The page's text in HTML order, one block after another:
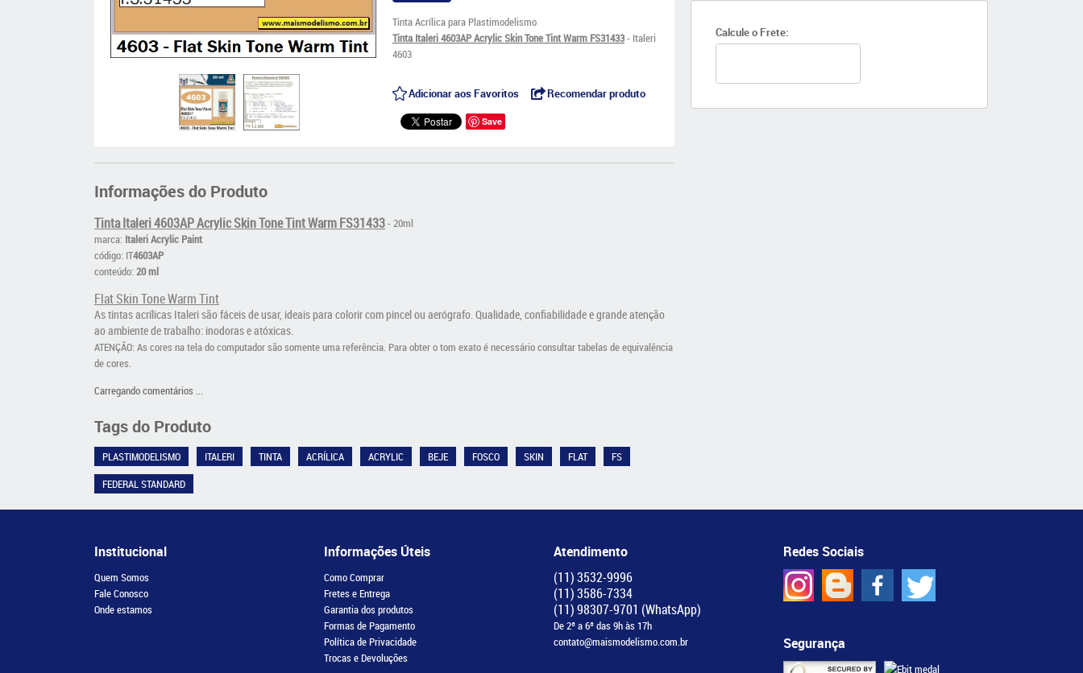
Tinta Acrílica para Plastimodelismo
Tinta Italeri 4603AP Acrylic Skin Tone Tint Warm FS31433- Italeri
4603
Adicionar aos Favoritos Recomendar produto
Save
Calcule o Frete:
Informações do Produto
Tinta Italeri 4603AP Acrylic Skin Tone Tint Warm FS31433- 20ml
marca: Italeri Acrylic Paint
código: IT4603AP
conteúdo: 20 ml
Flat Skin Tone Warm Tint
As tintas acrílicas Italeri são fáceis de usar, ideais para colorir com pincel ou aerógrafo. Qualidade, confiabilidade e grande atenção
ao ambiente de trabalho: inodoras e atóxicas.
ATENÇÃO: As cores na tela do computador são somente uma referência. Para obter o tom exato é necessário consultar tabelas de equivalência
de cores.
Carregando comentários ...
Tags do Produto
PLASTIMODELISMO ITALERI TINTA ACRÍLICA ACRYLIC BEJE FOSCO SKIN FLAT
FS
FEDERAL STANDARD
Institucional
Quem Somos
Fale Conosco
Onde estamos
Informações Úteis
Como Comprar
Fretes e Entrega
Garantia dos produtos
Formas de Pagamento
Política de Privacidade
Trocas e Devoluções
Atendimento
(11)3532-9996
(11)3586-7334
(11)98307-9701 (WhatsApp)
De 2ª a 6ª das 9h às 17h
contato@maismodelismo.com.br
Redes Sociais
Segurança